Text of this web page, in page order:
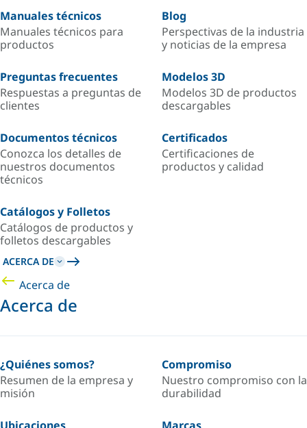
Manuales técnicos
Manuales técnicos para
productos
Blog
Perspectivas de la industria
y noticias de la empresa
Preguntas frecuentes
Respuestas a preguntas de
clientes
Modelos 3D
Modelos 3D de productos
descargables
Documentos técnicos
Conozca los detalles de
nuestros documentos
técnicos
Certificados
Certificaciones de
productos y calidad
Catálogos y Folletos
Catálogos de productos y
folletos descargables
ACERCA DE
Acerca de
Acerca de
¿Quiénes somos?
Resumen de la empresa y
misión
Compromiso
Nuestro compromiso con la
durabilidad